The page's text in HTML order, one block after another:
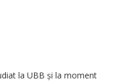
la UBB și la moment